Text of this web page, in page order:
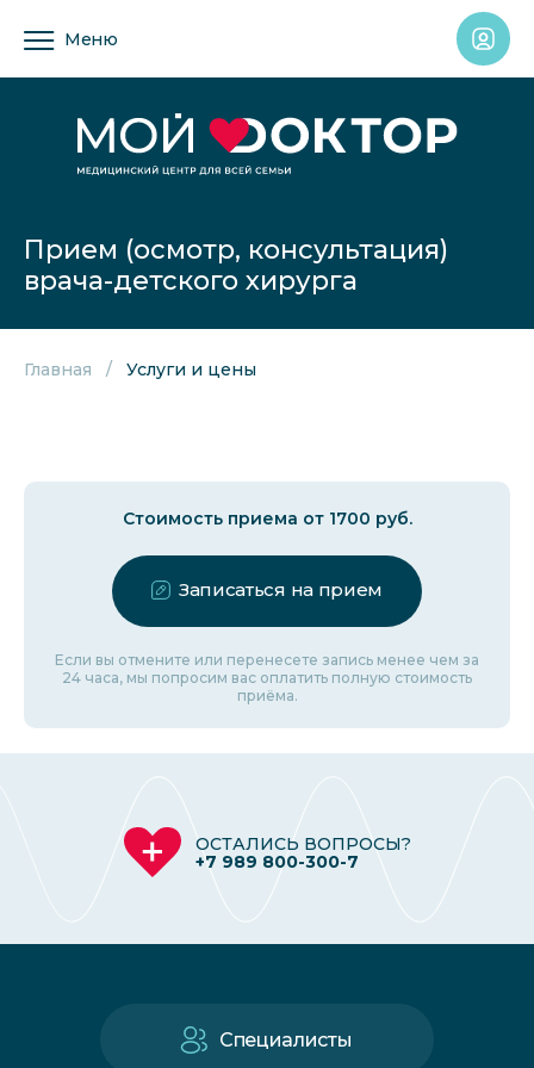
Меню
Прием (осмотр, консультация)
врача-детского хирурга
Главная Услуги и цены
Стоимость приема от 1700 руб.
Записаться на прием
Если вы отмените или перенесете запись менее чем за
24 часа, мы попросим вас оплатить полную стоимость
приёма.
ОСТАЛИСЬ ВОПРОСЫ?
+7 989 800-300-7
Специалисты